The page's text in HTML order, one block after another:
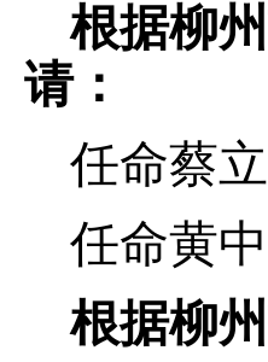
根据柳
请：
任命蔡
任命黄
根据柳